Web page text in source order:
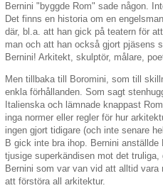
Bernini "byggde Rom" sade någon.
Det finns en historia om en
där, bl.a. att han gick på teatern för
man och att han också gjort pjäsens
Bernini! Arkitekt, skulptör, målare,
Men tillbaka till Boromini, som till
enkla förhållanden. Som sagt
Italienska och lämnade knappast
inga normer eller regler för hur
ingen gjort tidigare (och inte senare
B gick inte bra ihop. Bernini
tjusige superkändisen mot det
Bernini som var van vid att alltid
att förstöra all arkitektur.